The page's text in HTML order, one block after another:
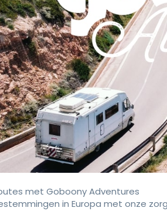
met Goboony Adventures
in Europa met onze